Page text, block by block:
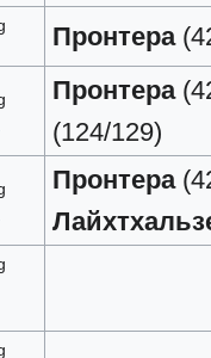
Пронтера
Пронтера
(124/129)
Пронтера